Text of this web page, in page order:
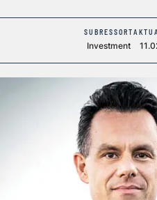
SUBRESSORT
Investment